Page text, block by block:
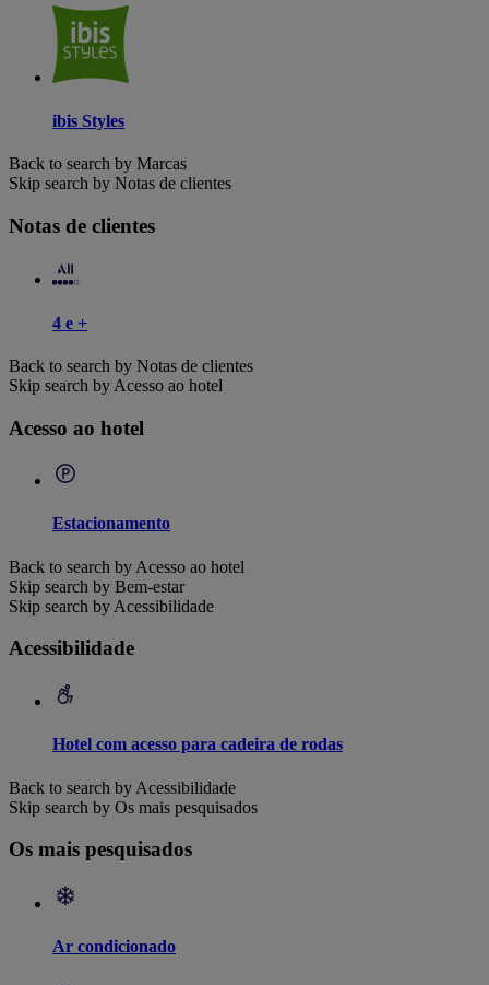
ibis Styles
Back to search by Marcas
Skip search by Notas de clientes
Notas de clientes
4 e +
Back to search by Notas de clientes
Skip search by Acesso ao hotel
Acesso ao hotel
Estacionamento
Back to search by Acesso ao hotel
Skip search by Bem-estar
Skip search by Acessibilidade
Acessibilidade
Hotel com acesso para cadeira de rodas
Back to search by Acessibilidade
Skip search by Os mais pesquisados
Os mais pesquisados
Ar condicionado